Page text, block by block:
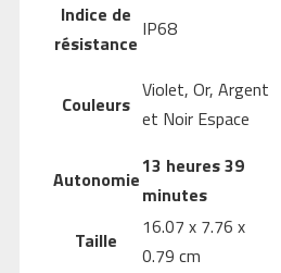
Indice de
résistance
IP68
Couleurs
Violet, Or, Argent
et Noir Espace
Autonomie
13 heures 39
minutes
Taille
16.07 x 7.76 x
0.79 cm